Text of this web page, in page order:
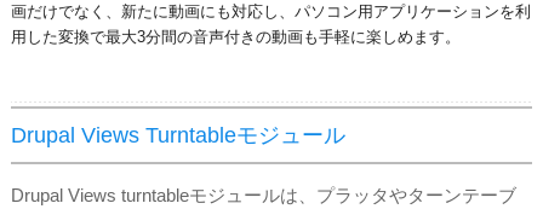
画だけでなく、新たに動画にも対応し、パソコン用アプリケーションを利
用した変換で最大3分間の音声付きの動画も手軽に楽しめます。
Drupal Views Turntableモジュール
Drupal Views turntableモジュールは、プラッタやターンテーブ